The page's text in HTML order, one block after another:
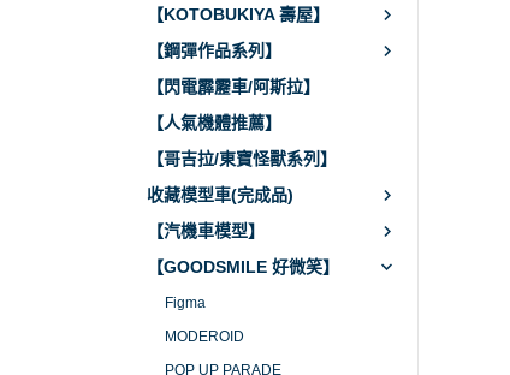
【KOTOBUKIYA 壽屋】
【鋼彈作品系列】
【閃電霹靂車/阿斯拉】
【人氣機體推薦】
【哥吉拉/東寶怪獸系列】
收藏模型車(完成品)
【汽機車模型】
【GOODSMILE 好微笑】
Figma
MODEROID
POP UP PARADE